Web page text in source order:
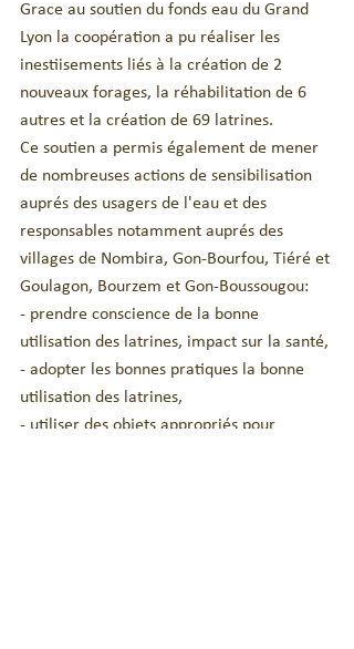
Grace au soutien du fonds eau du Grand
Lyon la coopération a pu réaliser les
inestiisements liés à la création de 2
nouveaux forages, la réhabilitation de 6
autres et la création de 69 latrines.
Ce soutien a permis également de mener
de nombreuses actions de sensibilisation
auprés des usagers de l'eau et des
responsables notamment auprés des
villages de Nombira, Gon-Bourfou, Tiéré et
Goulagon, Bourzem et Gon-Boussougou:
- prendre conscience de la bonne
utilisation des latrines, impact sur la santé,
- adopter les bonnes pratiques la bonne
utilisation des latrines,
- utiliser des objets appropriés pour